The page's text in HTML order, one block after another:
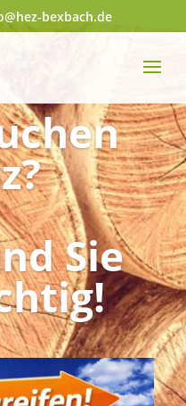
bexbach.de
Sie